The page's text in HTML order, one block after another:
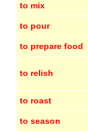
to mix
to pour
to prepare food
to relish
to roast
to season